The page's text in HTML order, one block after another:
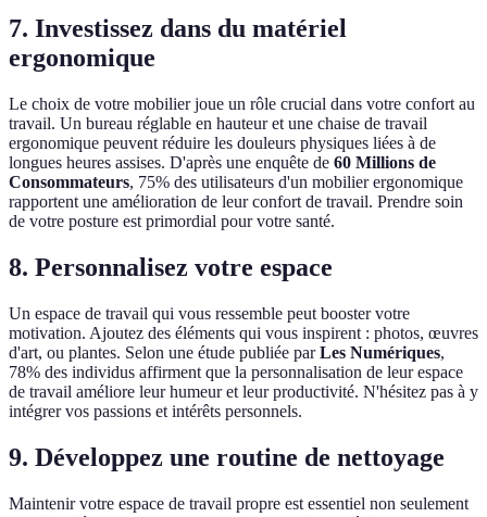
7. Investissez dans du matériel
ergonomique
Le choix de votre mobilier joue un rôle crucial dans votre confort au
travail. Un bureau réglable en hauteur et une chaise de travail
ergonomique peuvent réduire les douleurs physiques liées à de
longues heures assises. D'après une enquête de 60 Millions de
Consommateurs, 75% des utilisateurs d'un mobilier ergonomique
rapportent une amélioration de leur confort de travail. Prendre soin
de votre posture est primordial pour votre santé.
8. Personnalisez votre espace
Un espace de travail qui vous ressemble peut booster votre
motivation. Ajoutez des éléments qui vous inspirent : photos, œuvres
d'art, ou plantes. Selon une étude publiée parLes Numériques,
78% des individus affirment que la personnalisation de leur espace
de travail améliore leur humeur et leur productivité. N'hésitez pas à y
intégrer vos passions et intérêts personnels.
9. Développez une routine de nettoyage
Maintenir votre espace de travail propre est essentiel non seulement